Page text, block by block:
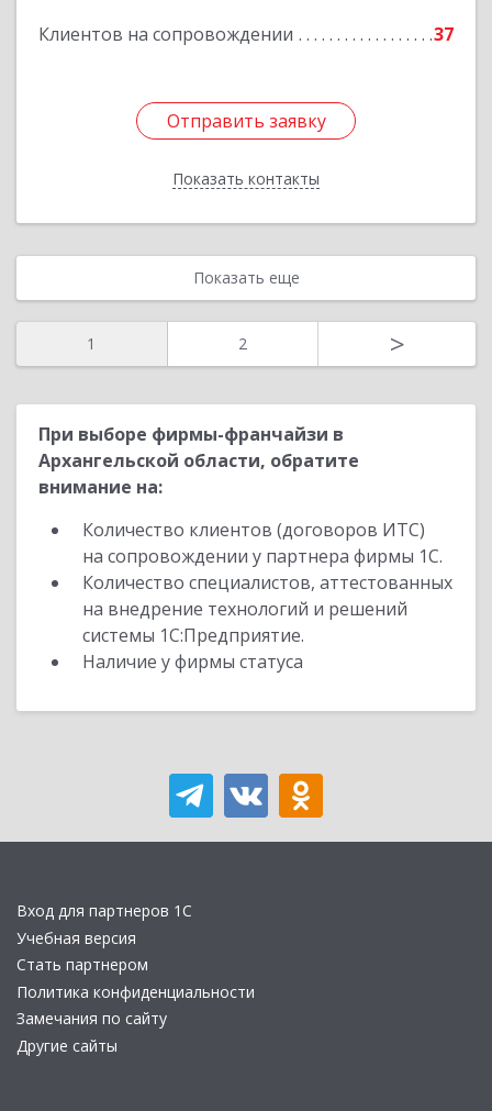
Клиентов на сопровождении 37
Отправить заявку
Показать контакты
Подробнее
Отправить заявку
Назад
Показать еще
1 2 >
При выборе фирмы-франчайзи в
Архангельской области, обратите
внимание на:
Количество клиентов (договоров ИТС)
на сопровождении у партнера фирмы 1С.
Количество специалистов, аттестованных
на внедрение технологий и решений
системы 1С:Предприятие.
Наличие у фирмы статуса
Вход для партнеров 1С
Учебная версия
Стать партнером
Политика конфиденциальности
Замечания по сайту
Другие сайты